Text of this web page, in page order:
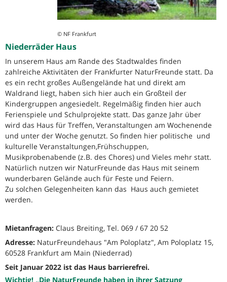
© NF Frankfurt
Niederräder Haus
In unserem Haus am Rande des Stadtwaldes finden
zahlreiche Aktivitäten der Frankfurter NaturFreunde statt. Da
es ein recht großes Außengelände hat und direkt am
Waldrand liegt, haben sich hier auch ein Großteil der
Kindergruppen angesiedelt. Regelmäßig finden hier auch
Ferienspiele und Schulprojekte statt. Das ganze Jahr über
wird das Haus für Treffen, Veranstaltungen am Wochenende
und unter der Woche genutzt. So finden hier politische und
kulturelle Veranstaltungen,Frühschuppen,
Musikprobenabende (z.B. des Chores) und Vieles mehr statt.
Natürlich nutzen wir NaturFreunde das Haus mit seinem
wunderbaren Gelände auch für Feste und Feiern.
Zu solchen Gelegenheiten kann das Haus auch gemietet
werden.
Mietanfragen: Claus Breiting, Tel. 069 / 67 20 52
Adresse: NaturFreundehaus "Am Poloplatz", Am Poloplatz 15,
60528 Frankfurt am Main (Niederrad)
Seit Januar 2022 ist das Haus barrierefrei.
Wichtig! „Die NaturFreunde haben in ihrer Satzung